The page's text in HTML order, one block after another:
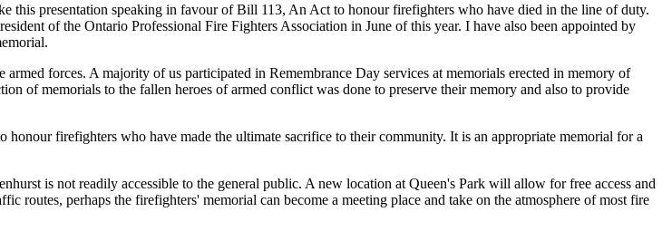
this presentation speaking in favour of Bill 113, An Act to honour firefighters who have died in the line of duty.
of the Ontario Professional Fire Fighters Association in June of this year. I have also been appointed by
forces. A majority of us participated in Remembrance Day services at memorials erected in memory of
of memorials to the fallen heroes of armed conflict was done to preserve their memory and also to provide
firefighters who have made the ultimate sacrifice to their community. It is an appropriate memorial for a
is not readily accessible to the general public. A new location at Queen's Park will allow for free access and
routes, perhaps the firefighters' memorial can become a meeting place and take on the atmosphere of most fire